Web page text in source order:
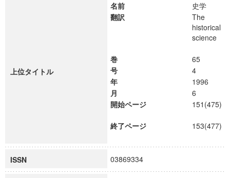
上位タイトル
名前
史学
翻訳
The
historical
science
巻
65
号
4
年
1996
月
6
開始ページ
151(475)
終了ページ 153(477)
ISSN 03869334